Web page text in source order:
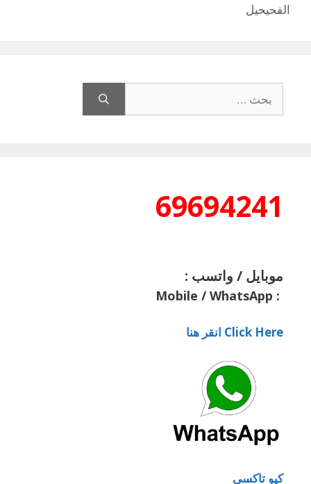
الفحيحيل
عن:
69694241
موبايل / واتسب :
:
Mobile / WhatsApp
Click Here انقر هنا
كيو تاكسي